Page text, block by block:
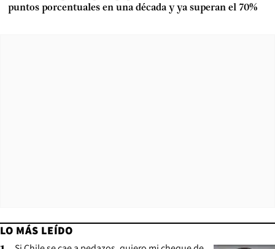
puntos porcentuales en una década y ya superan el 70%
LO MÁS LEÍDO